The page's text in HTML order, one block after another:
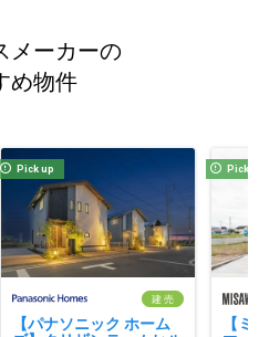
メーカーの
め物件
Pick up
建 売
【パナソニック ホーム
Pick
【